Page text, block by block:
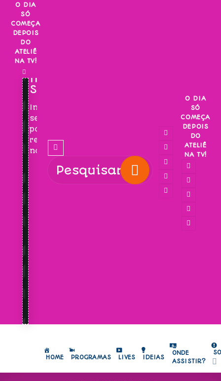
Skip
content
O DIA
SÓ
COMEÇA
DEPOIS
DO
ATELIÊ
NA TV!
INSCREVA-
SE!
Inscreva-
se
para
receber
novidades!
O DIA
SÓ
COMEÇA
DEPOIS
DO
ATELIÊ
NA TV!
HOME PROGRAMAS LIVES IDEIAS
ONDE
ASSISTIR?